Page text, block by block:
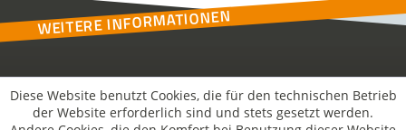
WEITERE INFORMATIONEN
Kontakt
Diese Website benutzt Cookies, die für den technischen Betrieb
der Website erforderlich sind und stets gesetzt werden.